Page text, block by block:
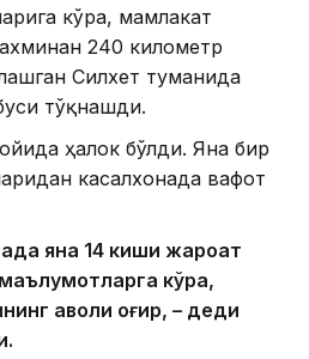
кўра, мамлакат
240 километр
Силхет туманида
тўқнашди.
ҳалок бўлди. Яна бир
касалхонада вафот
яна 14 киши жароҳат
кўра,
аҳволи оғир, – деди